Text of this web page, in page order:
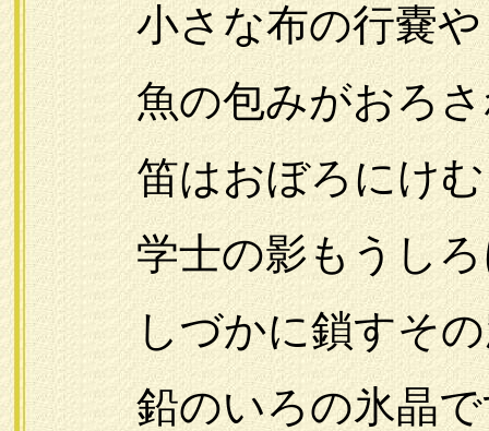
小さな布の行嚢や
魚の包みがおろさ
笛はおぼろにけむ
学士の影もうしろ
しづかに鎖すその
鉛のいろの氷晶で